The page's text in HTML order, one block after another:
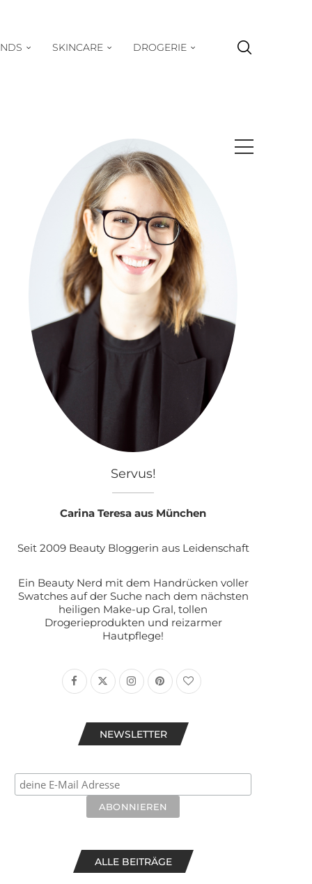
SKINCARE DROGERIE
Servus!
Carina Teresa aus München
Seit 2009 Beauty Bloggerin aus Leidenschaft
Ein Beauty Nerd mit dem Handrücken voller
Swatches auf der Suche nach dem nächsten
heiligen Make-up Gral, tollen
Drogerieprodukten und reizarmer
Hautpflege!
NEWSLETTER
ALLE BEITRÄGE